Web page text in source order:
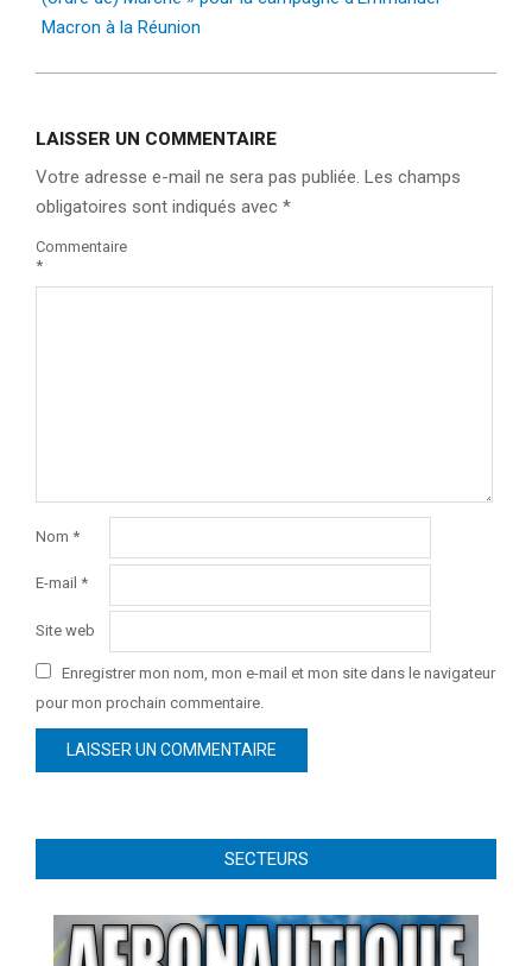
Macron à la Réunion
LAISSER UN COMMENTAIRE
Votre adresse e-mail ne sera pas publiée. Les champs
obligatoires sont indiqués avec *
Commentaire
*
Nom *
E-mail *
Site web
Enregistrer mon nom, mon e-mail et mon site dans le navigateur
pour mon prochain commentaire.
SECTEURS